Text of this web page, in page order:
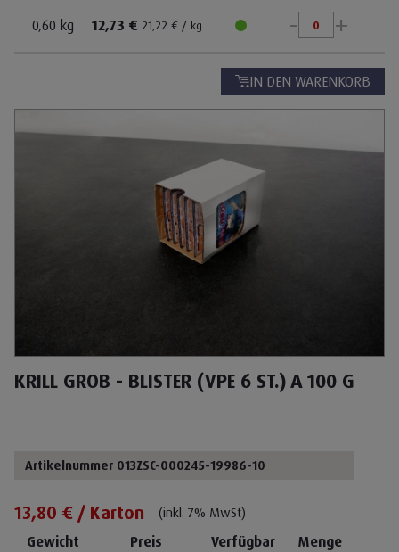
0,60 kg 12,73 € 21,22 € / kg - +
IN DEN WARENKORB
KRILL GROB - BLISTER (VPE 6 ST.) A 100 G
Artikelnummer 013ZSC-000245-19986-10
13,80 € / Karton (inkl. 7% MwSt)
Gewicht Preis Verfügbar Menge